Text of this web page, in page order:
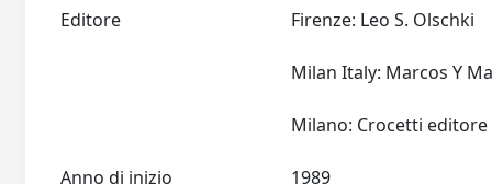
Editore Firenze: Leo S. Olschki
Milan Italy: Marcos Y
Anno di inizio